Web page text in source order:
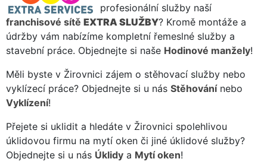
profesionální služby naší
franchisové sítě EXTRA SLUŽBY? Kromě montáže a
údržby vám nabízíme kompletní řemeslné služby a
stavební práce. Objednejte si naše Hodinové manžely!
Měli byste v Žirovnici zájem o stěhovací služby nebo
vyklízecí práce? Objednejte si u nás Stěhovánínebo
Vyklízení!
Přejete si uklidit a hledáte v Žirovnici spolehlivou
úklidovou firmu na mytí oken či jiné úklidové služby?
Objednejte si u nás Úklidy a Mytí oken!